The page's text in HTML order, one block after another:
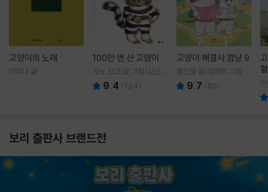
고양이의 노래
이미나 글
100만 번 산 고양이
사노 요코 글,그림/김난주
역 9.4 (124)
고양이 해결사 깜냥 9
홍민정 글/김재희 그림
9.7 (60)
보리 출판사 브랜드전